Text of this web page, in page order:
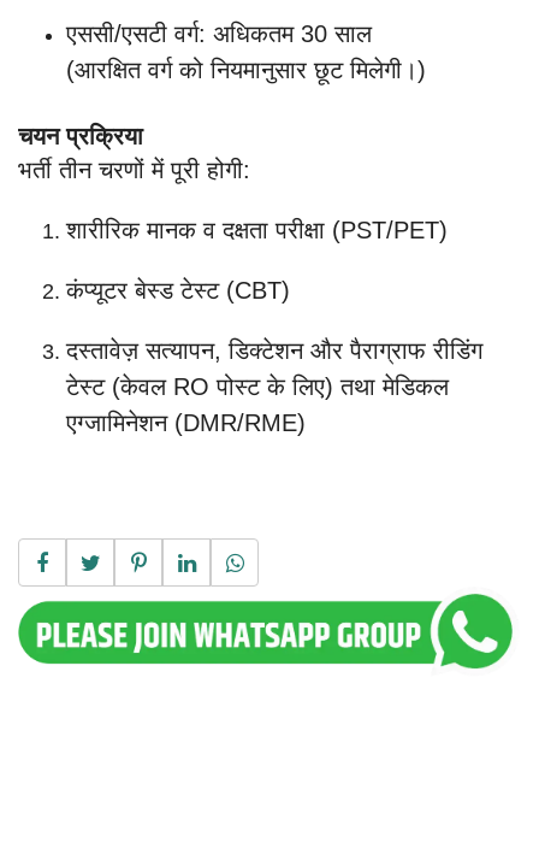
एससी/एसटी वर्ग: अधिकतम 30 साल
(आरक्षित वर्ग को नियमानुसार छूट मिलेगी।)
चयन प्रक्रिया
भर्ती तीन चरणों में पूरी होगी:
शारीरिक मानक व दक्षता परीक्षा (PST/PET)
कंप्यूटर बेस्ड टेस्ट (CBT)
दस्तावेज़ सत्यापन, डिक्टेशन और पैराग्राफ रीडिंग
टेस्ट (केवल RO पोस्ट के लिए) तथा मेडिकल
एग्जामिनेशन (DMR/RME)